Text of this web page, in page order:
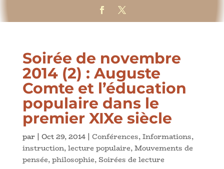
Soirée de novembre
2014 (2) : Auguste
Comte et l’éducation
populaire dans le
premier XIXe siècle
par | Oct 29, 2014| Conférences,Informations,
instruction,lecture populaire,Mouvements de
pensée,philosophie, Soirées de lecture